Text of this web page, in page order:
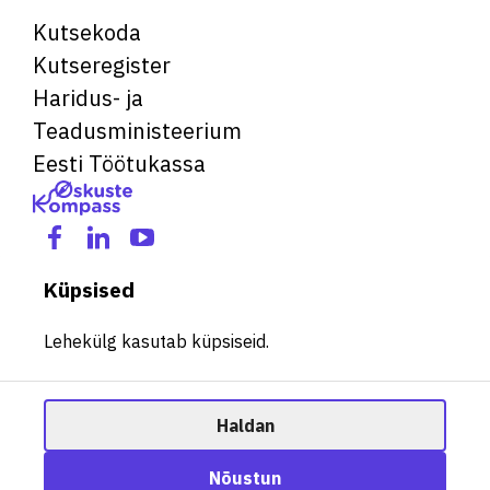
Ametisoovitaja
Kutsekoda
Kutseregister
Haridus- ja
Teadusministeerium
Eesti Töötukassa
Küpsised
Lehekülg kasutab küpsiseid.
Haldan
Nõustun